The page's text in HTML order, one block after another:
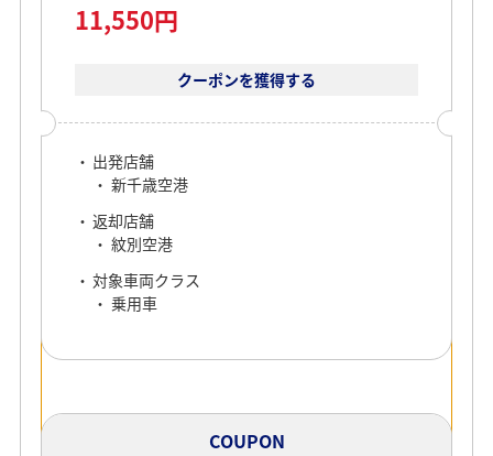
11,550円
クーポンを獲得する
出発店舗
新千歳空港
返却店舗
紋別空港
対象車両クラス
乗用車
COUPON